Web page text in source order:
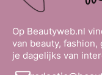
Op Beautyweb.nl
van beauty,
je dagelijks van